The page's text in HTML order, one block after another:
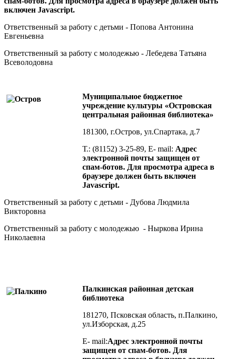
включен Javascript.
Ответственный за работу с детьми - Попова Антонина
Евгеньевна
Ответственный за работу с молодежью - Лебедева Татьяна
Всеволодовна
Муниципальное бюджетное
учреждение культуры «Островская
центральная районная библиотека»
181300, г.Остров, ул.Спартака, д.7
Т.: (81152) 3-25-89, E- mail: Адрес
электронной почты защищен от
спам-ботов. Для просмотра адреса в
браузере должен быть включен
Javascript.
Ответственный за работу с детьми - Дубова Людмила
Викторовна
Ответственный за работу с молодежью - Ныркова Ирина
Николаевна
Палкинская районная детская
библиотека
181270, Псковская область, п.Палкино,
ул.Изборская, д.25
E- mail:Адрес электронной почты
защищен от спам-ботов. Для